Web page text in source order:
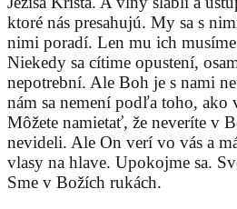
ktoré nás presahujú. My sa s
nimi poradí. Len mu ich
Niekedy sa cítime opustení,
nepotrební. Ale Boh je s nami
nám sa nemení podľa toho, ako
Môžete namietať, že neveríte v
nevideli. Ale On verí vo vás a
vlasy na hlave. Upokojme sa.
Sme v Božích rukách.